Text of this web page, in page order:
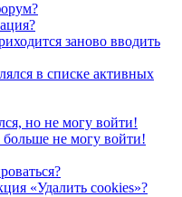
заново вводить
в списке активных
но не могу войти!
больше не могу войти!
«Удалить cookies»?